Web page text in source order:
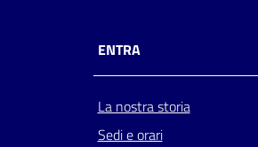
ENTRA
La nostra storia
Sedi e orari